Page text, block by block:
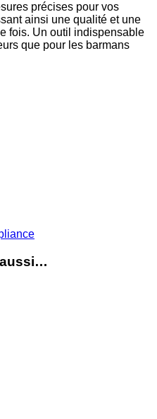
précises pour vos
ainsi une qualité et une
fois. Un outil indispensable
que pour les barmans
aussi…